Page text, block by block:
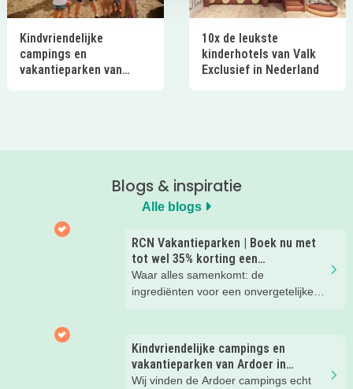
Kindvriendelijke
campings en
vakantieparken van
10x de leukste
kinderhotels van Valk
Exclusief in Nederland
Blogs & inspiratie
Alle blogs
RCN Vakantieparken | Boek nu met
tot wel 35% korting een
zomervakantie!
Waar alles samenkomt: de
ingrediënten voor een onvergetelijke
Kindvriendelijke campings en
vakantieparken van Ardoer in
Nederland
Wij vinden de Ardoer campings echt